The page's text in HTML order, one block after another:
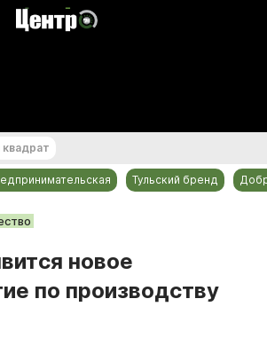
Тульский бренд
новое
по производству